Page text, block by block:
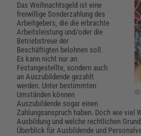
©
Das Weihnachtsgeld ist eine
freiwillige Sonderzahlung des
Arbeitgebers, die die erbrachte
Arbeitsleistung und/oder die
Betriebstreue der
Beschäftigten belohnen soll.
Es kann nicht nur an
Festangestellte, sondern auch
an Auszubildende gezahlt
werden. Unter bestimmten
Umständen können
Auszubildende sogar einen
Zahlungsanspruch haben. Doch wie viel
Ausbildung und welche rechtlichen
Überblick für Ausbildende und